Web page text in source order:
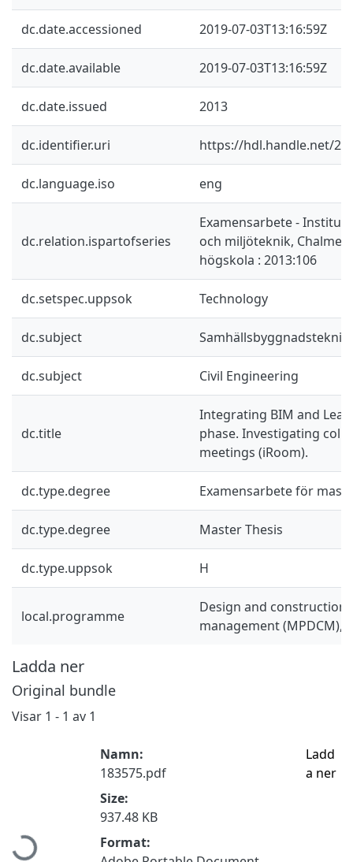
dc.date.accessioned 2019-07-03T13:16:59Z
dc.date.available 2019-07-03T13:16:59Z
dc.date.issued 2013
dc.identifier.uri https://hdl.handle.net/
dc.language.iso eng
dc.relation.ispartofseries
Examensarbete -
och miljöteknik,
högskola : 2013:106
dc.setspec.uppsok Technology
dc.subject Samhällsbyggnadsteknik
dc.subject Civil Engineering
dc.title
Integrating BIM and
phase. Investigating
meetings (iRoom).
dc.type.degree Examensarbete för
dc.type.degree Master Thesis
dc.type.uppsok H
local.programme
Design and construction
management (MPDCM),
Ladda ner
Original bundle
Visar 1 - 1 av 1
Hämtar...
Namn:
183575.pdf
Size:
937.48 KB
Format:
Ladd
a ner